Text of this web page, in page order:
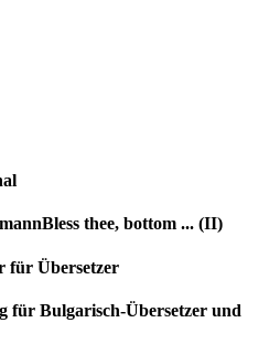
Bless thee, bottom ... (II)
für Übersetzer
für Bulgarisch-Übersetzer und